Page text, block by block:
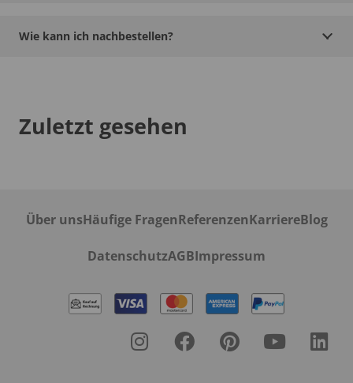
Wie kann ich nachbestellen?
Zuletzt gesehen
Über unsHäufige FragenReferenzenKarriereBlog
DatenschutzAGBImpressum